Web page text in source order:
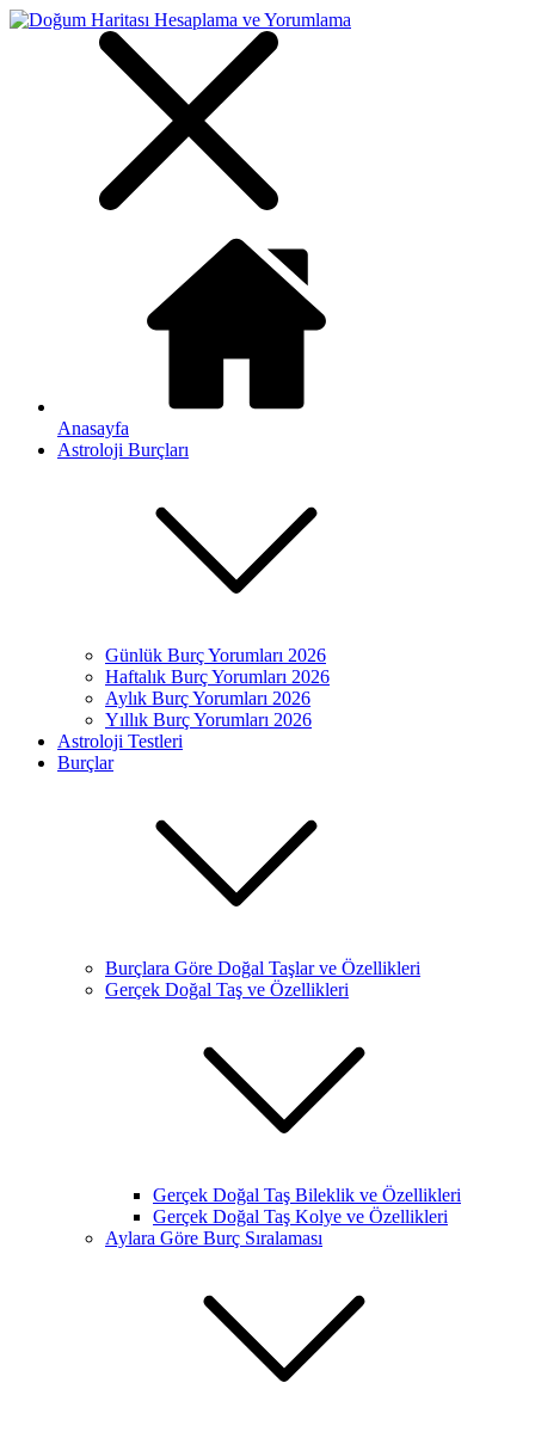
Anasayfa
Astroloji Burçları
Günlük Burç Yorumları 2026
Haftalık Burç Yorumları 2026
Aylık Burç Yorumları 2026
Yıllık Burç Yorumları 2026
Astroloji Testleri
Burçlar
Burçlara Göre Doğal Taşlar ve Özellikleri
Gerçek Doğal Taş ve Özellikleri
Gerçek Doğal Taş Bileklik ve Özellikleri
Gerçek Doğal Taş Kolye ve Özellikleri
Aylara Göre Burç Sıralaması